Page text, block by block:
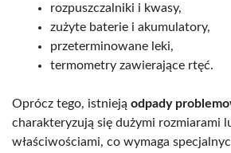
rozpuszczalniki i kwasy,
zużyte baterie i akumulatory,
przeterminowane leki,
termometry zawierające rtęć.
Oprócz tego, istnieją odpady
charakteryzują się dużymi rozmiarami
właściwościami, co wymaga